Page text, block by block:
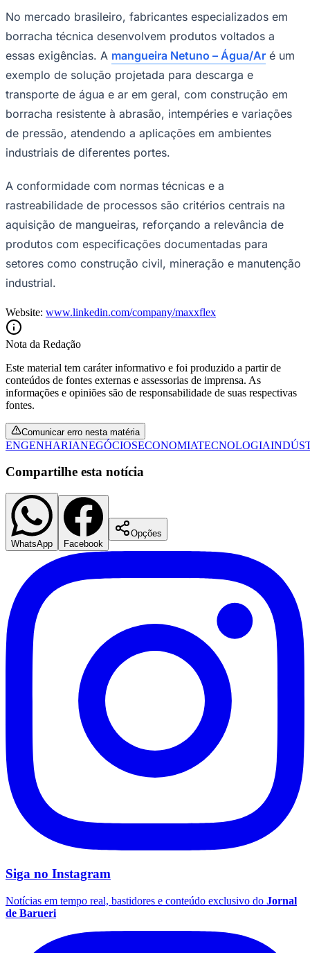
Corinthians
Palmeiras
São Paulo
No mercado brasileiro, fabricantes especializados em
borracha técnica desenvolvem produtos voltados a
essas exigências. A mangueira Netuno – Água/Ar é um
exemplo de solução projetada para descarga e
transporte de água e ar em geral, com construção em
borracha resistente à abrasão, intempéries e variações
de pressão, atendendo a aplicações em ambientes
industriais de diferentes portes.
A conformidade com normas técnicas e a
rastreabilidade de processos são critérios centrais na
aquisição de mangueiras, reforçando a relevância de
produtos com especificações documentadas para
setores como construção civil, mineração e manutenção
industrial.
Website: www.linkedin.com/company/maxxflex
Nota da Redação
Este material tem caráter informativo e foi produzido a partir de
conteúdos de fontes externas e assessorias de imprensa. As
informações e opiniões são de responsabilidade de suas respectivas
fontes.
Comunicar erro nesta matéria
ENGENHARIANEGÓCIOSECONOMIATECNOLOGIA
Compartilhe esta notícia
WhatsApp Facebook
Opções
Siga no Instagram
Notícias em tempo real, bastidores e conteúdo exclusivo do Jornal
de Barueri